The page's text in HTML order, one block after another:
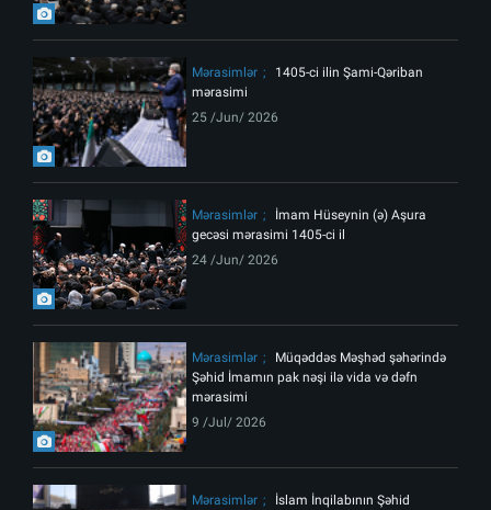
Mərasimlər
1405-ci ilin Şami-Qəriban
mərasimi
25 /Jun/ 2026
Mərasimlər
İmam Hüseynin (ə) Aşura
gecəsi mərasimi 1405-ci il
24 /Jun/ 2026
Mərasimlər
Müqəddəs Məşhəd şəhərində
Şəhid İmamın pak nəşi ilə vida və dəfn
mərasimi
9 /Jul/ 2026
Mərasimlər
İslam İnqilabının Şəhid